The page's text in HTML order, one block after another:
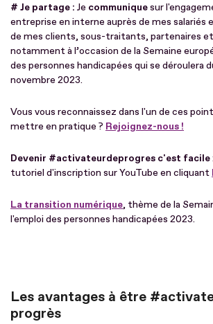
# Je partage : Je communiquesur
entreprise en interne auprès de mes salariés
de mes clients, sous-traitants, partenaires
notamment à l’occasion de la Semaine
des personnes handicapées qui se déroulera
novembre 2023.
Vous vous reconnaissez dans l'un de ces
mettre en pratique ? Rejoignez-nous !
Devenir #activateurdeprogres c'est facile
tutoriel d'inscription sur YouTube en cliquant
La transition numérique, thème de la
l'emploi des personnes handicapées 2023.
Les avantages à être
progrès